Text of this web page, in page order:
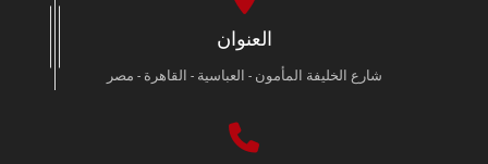
العنوان
شارع الخليفة المأمون - العباسية - القاهرة - مصر